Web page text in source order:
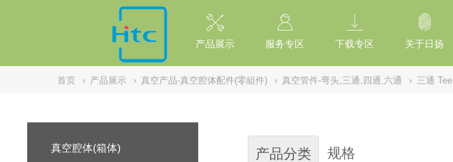
// replaced by scott on 2026/7/20 reason: high risk: Unsafe Implementation Of Subresource Integrity /*
产品展示 服务专区 下载专区 关于日扬
首页 › 产品展示 › 真空产品-真空腔体配件(零組件) › 真空管件-弯头,三通,四通,六通 › 三通 Tee
真空腔体(箱体) 产品分类 规格